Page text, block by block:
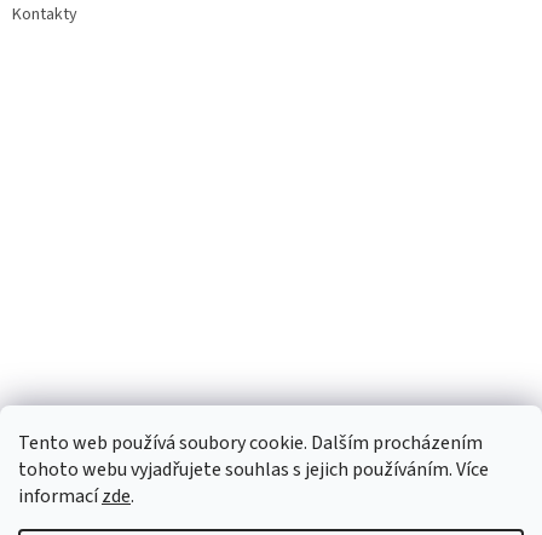
Tento web používá soubory cookie. Dalším procházením
tohoto webu vyjadřujete souhlas s jejich používáním. Více
informacízde.
Kontakty